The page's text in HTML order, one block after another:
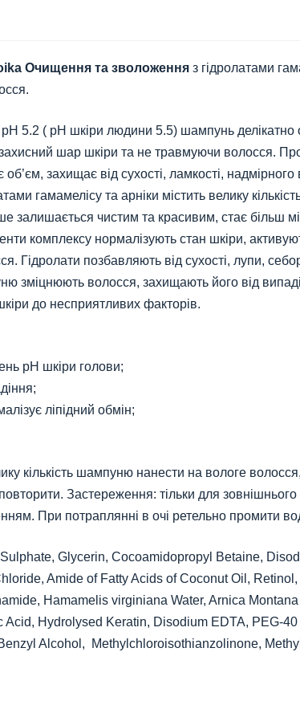
Очищення та зволоженняз гідролатами
5.2 ( pH шкіри людини 5.5) шампунь делікатно
шар шкіри та не травмуючи волосся.
захищає від сухості, ламкості, надмірного
гамамелісу та арніки містить велику
залишається чистим та красивим, стає більш
комплексу нормалізують стан шкіри,
Гідролати позбавляють від сухості, лупи,
зміцнюють волосся, захищають його від
до несприятливих факторів.
pH шкіри голови;
ліпідний обмін;
кількість шампуню нанести на вологе
Застереження: тільки для зовнішнього
При потраплянні в очі ретельно промити
Glycerin, Cocoamidopropyl Betaine,
Amide of Fatty Acids of Coconut Oil,
Hamamelis virginiana Water, Arnica
Acid, Hydrolysed Keratin, Disodium EDTA, PEG-
Alcohol, Methylchloroisothianzolinone,